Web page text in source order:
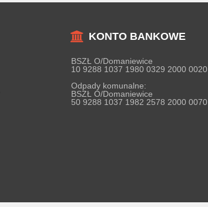
KONTO BANKOWE
BSZŁ O/Domaniewice
10 9288 1037 1980 0329 2000 0020
Odpady komunalne:
BSZŁ O/Domaniewice
50 9288 1037 1982 2578 2000 0070